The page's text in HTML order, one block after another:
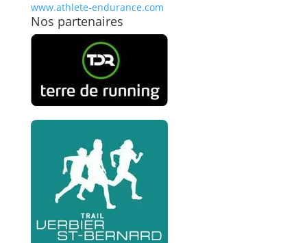
www.athlete-endurance.com
Nos partenaires